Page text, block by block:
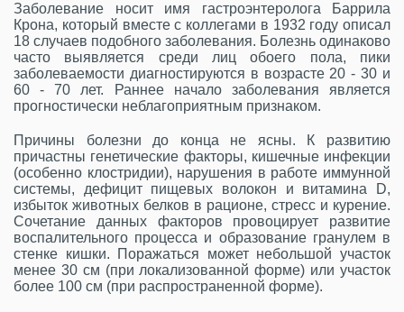
Заболевание носит имя гастроэнтеролога Баррила
Крона, который вместе с коллегами в 1932 году описал
18 случаев подобного заболевания. Болезнь одинаково
часто выявляется среди лиц обоего пола, пики
заболеваемости диагностируются в возрасте 20 - 30 и
60 - 70 лет. Раннее начало заболевания является
прогностически неблагоприятным признаком.
Причины болезни до конца не ясны. К развитию
причастны генетические факторы, кишечные инфекции
(особенно клостридии), нарушения в работе иммунной
системы, дефицит пищевых волокон и витамина D,
избыток животных белков в рационе, стресс и курение.
Сочетание данных факторов провоцирует развитие
воспалительного процесса и образование гранулем в
стенке кишки. Поражаться может небольшой участок
менее 30 см (при локализованной форме) или участок
более 100 см (при распространенной форме).